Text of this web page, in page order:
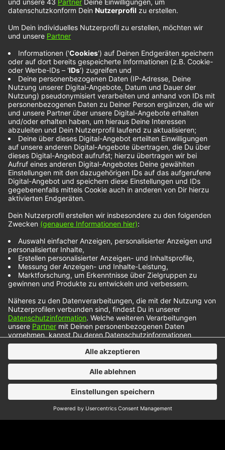
ROSÉ & Bruno
Mars – APT.
Rosé stürmt erneut die Musik-Charts der Welt:
„APT.“ ist die erste Single ihres kommenden,
ersten Studioalbums „Rosie“, das für den 6.
Dezember angekündigt ist. Die neue Single „APT.“
ist ein reizvoller Vorgeschmack auf das neue
Studioalbum der koreanisch-neuseeländischen
Sängerin Rosé – und das mit einem Knaller-
Feature. Zusammen mit Bruno Mars sorgen die
beiden mit ihrem…